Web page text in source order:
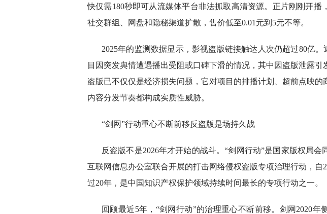
快仅需180秒即可从流媒体平台非法抓取高清资源。正片刚刚开播
社交群组、网盘和隐秘渠道扩散，售价低至0.01元到5元不等。
2025年的监测数据显示，影视盗版链接触达人次仍超过80亿。
目因突发舆情遭遇播出受阻或口碑下滑的情况，其中因盗版泄露引
盗版已不仅仅是经济损失问题，它对项目的排播计划、超前点映的
内容分发节奏都构成实质性威胁。
“剑网”行动重心不断前移反盗版是场持久战
反盗版不是2026年才开始的战斗。“剑网行动”是国家版权局会
互联网信息办公室联合开展的打击网络侵权盗版专项治理行动，自
过20年，是中国知识产权保护领域持续时间最长的专项行动之一。
回顾最近5年，“剑网行动”的治理重心不断前移。剑网2020年